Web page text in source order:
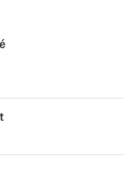
pour une région
comme une
ventral, par
une adaptation